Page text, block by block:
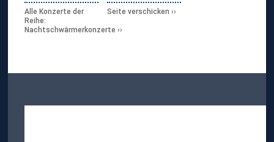
Alle Konzerte der
Reihe:
Nachtschwärmerkonzerte
Seite verschicken